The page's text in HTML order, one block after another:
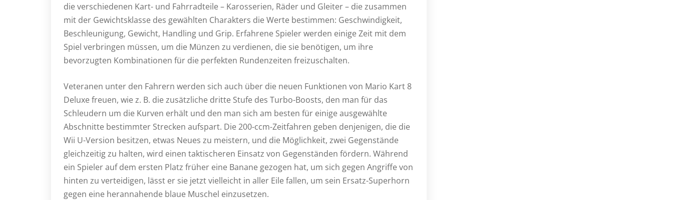
die verschiedenen Kart- und Fahrradteile – Karosserien, Räder und Gleiter – die zusammen
mit der Gewichtsklasse des gewählten Charakters die Werte bestimmen: Geschwindigkeit,
Beschleunigung, Gewicht, Handling und Grip. Erfahrene Spieler werden einige Zeit mit dem
Spiel verbringen müssen, um die Münzen zu verdienen, die sie benötigen, um ihre
bevorzugten Kombinationen für die perfekten Rundenzeiten freizuschalten.
Veteranen unter den Fahrern werden sich auch über die neuen Funktionen von Mario Kart 8
Deluxe freuen, wie z. B. die zusätzliche dritte Stufe des Turbo-Boosts, den man für das
Schleudern um die Kurven erhält und den man sich am besten für einige ausgewählte
Abschnitte bestimmter Strecken aufspart. Die 200-ccm-Zeitfahren geben denjenigen, die die
Wii U-Version besitzen, etwas Neues zu meistern, und die Möglichkeit, zwei Gegenstände
gleichzeitig zu halten, wird einen taktischeren Einsatz von Gegenständen fördern. Während
ein Spieler auf dem ersten Platz früher eine Banane gezogen hat, um sich gegen Angriffe von
hinten zu verteidigen, lässt er sie jetzt vielleicht in aller Eile fallen, um sein Ersatz-Superhorn
gegen eine herannahende blaue Muschel einzusetzen.